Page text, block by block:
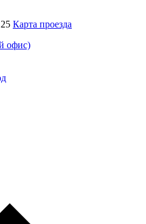
Карта проезда
офис)